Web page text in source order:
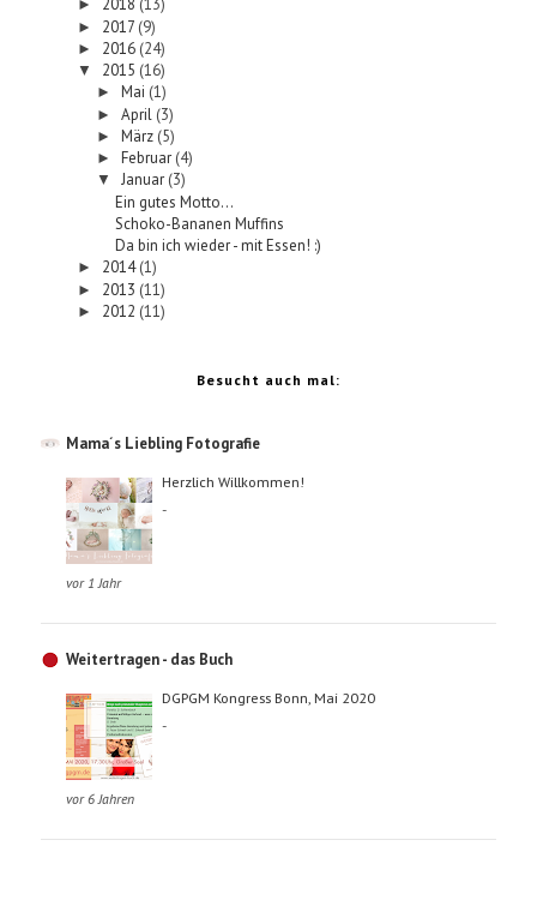
► 2018 (13)
► 2017 (9)
► 2016 (24)
▼ 2015 (16)
► Mai (1)
► April (3)
► März (5)
► Februar (4)
▼ Januar (3)
Ein gutes Motto...
Schoko-Bananen Muffins
Da bin ich wieder - mit Essen! :)
► 2014(1)
► 2013 (11)
► 2012 (11)
Besucht auch mal:
Mama´s Liebling Fotografie
Herzlich Willkommen!
-
vor 1 Jahr
Weitertragen - das Buch
DGPGM Kongress Bonn, Mai 2020
-
vor 6 Jahren